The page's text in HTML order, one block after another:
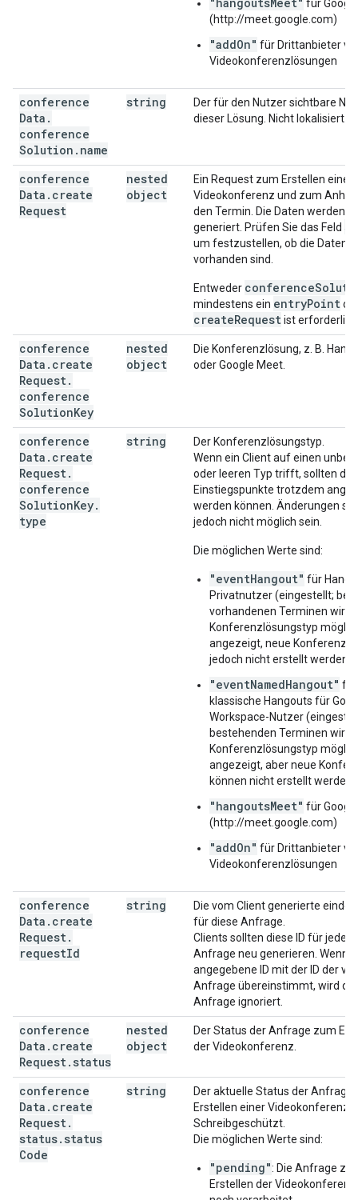
für
(http://meet.google.com)
"addOn" für Drittanbieter
Videokonferenzlösungen
conference
Data .
conference
Solution . name
string
Der für den Nutzer sichtbare
dieser Lösung. Nicht lokalisiert.
conference
Data . create
Request
nested
object
Ein Request zum Erstellen einer
Videokonferenz und zum
den Termin. Die Daten werden
generiert. Prüfen Sie das Feld
um festzustellen, ob die Daten
vorhanden sind.
Entweder
mindestens ein entryPoint
createRequestist
conference
Data . create
Request.
conference
SolutionKey
nested
object
Die Konferenzlösung, z. B.
oder Google Meet.
conference
Data . create
Request.
conference
SolutionKey.
type
string
Der Konferenzlösungstyp.
Wenn ein Client auf einen
oder leeren Typ trifft, sollten die
Einstiegspunkte trotzdem
werden können. Änderungen
jedoch nicht möglich sein.
Die möglichen Werte sind:
"eventHangout" für
Privatnutzer (eingestellt; bei
vorhandenen Terminen wird
Konferenzlösungstyp
angezeigt, neue
jedoch nicht erstellt werden)
"eventNamedHangout" für
klassische Hangouts für
Workspace-Nutzer
bestehenden Terminen wird
Konferenzlösungstyp
angezeigt, aber neue
können nicht erstellt werden)
"hangoutsMeet" für
(http://meet.google.com)
"addOn" für Drittanbieter
Videokonferenzlösungen
conference
Data . create
Request.
requestId
string
Die vom Client generierte
für diese Anfrage.
Clients sollten diese ID für jede
Anfrage neu generieren. Wenn
angegebene ID mit der ID der
Anfrage übereinstimmt, wird die
Anfrage ignoriert.
conference
Data . create
Request. status
nested
object
Der Status der Anfrage zum
der Videokonferenz.
conference
Data . create
Request.
status. status
Code
string
Der aktuelle Status der Anfrage
Erstellen einer Videokonferenz.
Schreibgeschützt.
Die möglichen Werte sind:
"pending": Die Anfrage
Erstellen der